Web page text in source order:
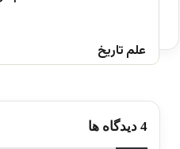
علم تاریخ
‫4 دیدگاه ها